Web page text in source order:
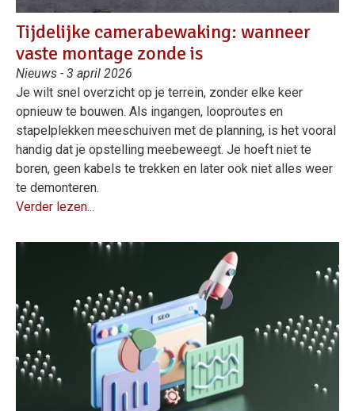
Tijdelijke camerabewaking: wanneer
vaste montage zonde is
Nieuws - 3 april 2026
Je wilt snel overzicht op je terrein, zonder elke keer
opnieuw te bouwen. Als ingangen, looproutes en
stapelplekken meeschuiven met de planning, is het vooral
handig dat je opstelling meebeweegt. Je hoeft niet te
boren, geen kabels te trekken en later ook niet alles weer
te demonteren.
Verder lezen...